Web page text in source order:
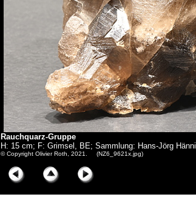
Rauchquarz-Gruppe
H: 15 cm; F: Grimsel, BE; Sammlung: Hans-Jörg Hänni
© Copyright Olivier Roth, 2021. (NZ6_9621x.jpg)